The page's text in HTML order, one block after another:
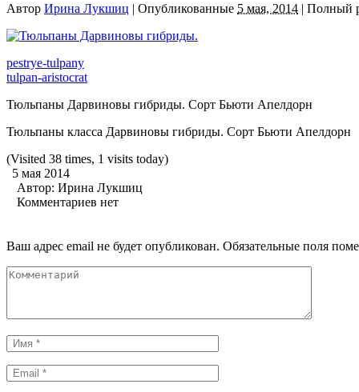
Автор Ирина Лукшиц | Опубликованные 5 мая, 2014 | Полный
pestrye-tulpany
tulpan-aristocrat
Тюльпаны Дарвиновы гибриды. Сорт Бьюти Апелдорн
Тюльпаны класса Дарвиновы гибриды. Сорт Бьюти Апелдорн
(Visited 38 times, 1 visits today)
5 мая 2014
Автор: Ирина Лукшиц
Комментариев нет
Ваш адрес email не будет опубликован. Обязательные поля
Комментарий
Имя
*
Email
*